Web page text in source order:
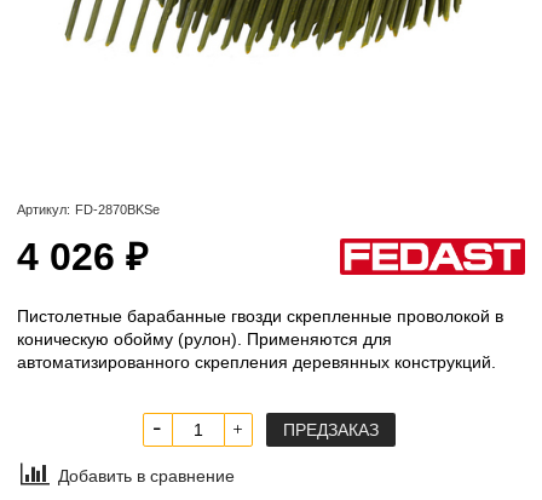
Артикул: FD-2870BKSe
4 026 ₽
Пистолетные барабанные гвозди скрепленные проволокой в
коническую обойму (рулон). Применяются для
автоматизированного скрепления деревянных конструкций.
ПРЕДЗАКАЗ
Добавить в сравнение